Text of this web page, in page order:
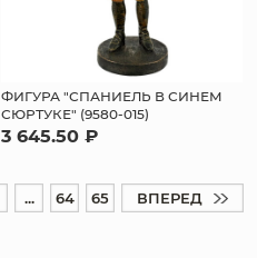
ФИГУРА "СПАНИЕЛЬ В СИНЕМ
СЮРТУКЕ" (9580-015)
3 645.50 ₽
... 64 65 ВПЕРЕД